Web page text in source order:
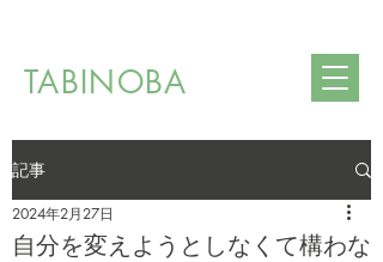
TABINOBA
記事
自分を変えようとしなくて構わな
2024年2月27日